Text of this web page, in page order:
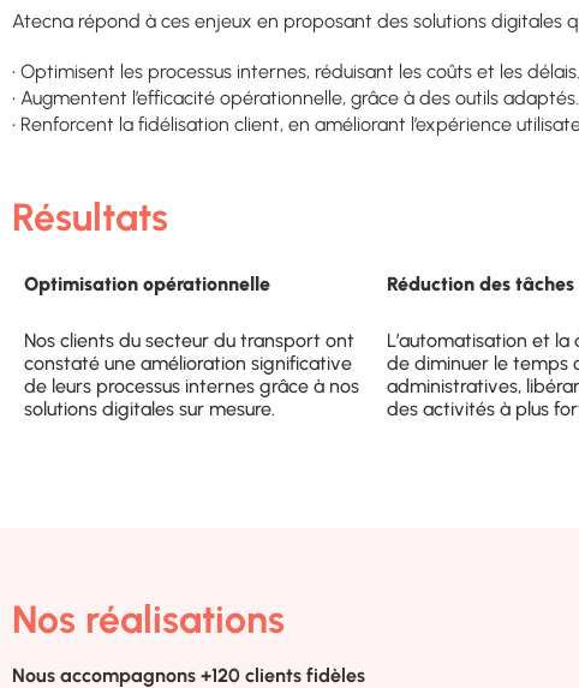
Atecna répond à ces enjeux en proposant des solutions digitales
• Optimisent les processus internes, réduisant les coûts et les délais.
• Augmentent l’efficacité opérationnelle, grâce à des outils adaptés.
• Renforcent la fidélisation client, en améliorant l’expérience
Résultats​
Optimisation opérationnelle
Nos clients du secteur du transport ont
constaté une amélioration significative
de leurs processus internes grâce à nos
solutions digitales sur mesure.
Réduction des
L’automatisation et
de diminuer le temps
administratives,
des activités à plus
Nos réalisations​
Nous accompagnons +120 clients fidèles